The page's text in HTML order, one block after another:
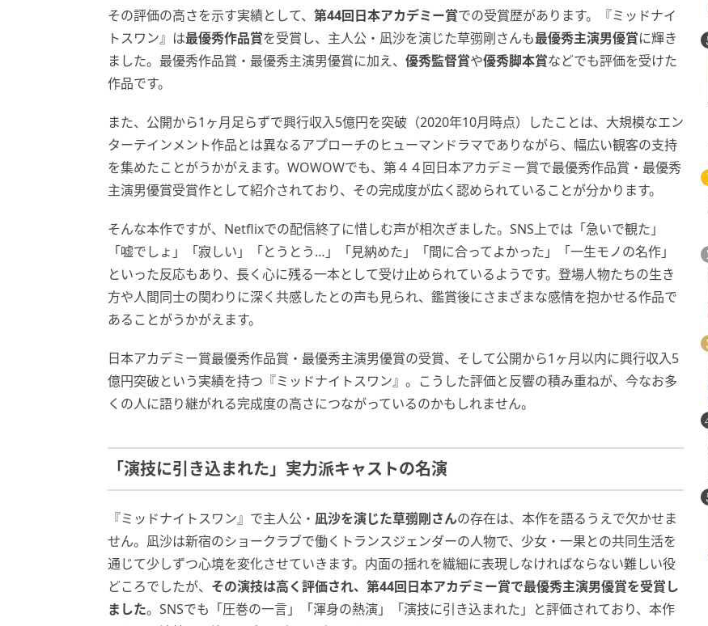
その評価の高さを示す実績として、 第44回日本アカデミー賞での受賞歴があります。『ミッドナイ
トスワン』は最優秀作品賞を受賞し、主人公・凪沙を演じた草彅剛さんも最優秀主演男優賞に輝き
ました。最優秀作品賞・最優秀主演男優賞に加え、 優秀監督賞や優秀脚本賞などでも評価を受けた
作品です。
また、公開から1ヶ月足らずで興行収入5億円を突破（2020年10月時点）したことは、大規模なエン
ターテインメント作品とは異なるアプローチのヒューマンドラマでありながら、幅広い観客の支持
を集めたことがうかがえます。WOWOWでも、第４４回日本アカデミー賞で最優秀作品賞・最優秀
主演男優賞受賞作として紹介されており、その完成度が広く認められていることが分かります。
そんな本作ですが、Netflixでの配信終了に惜しむ声が相次ぎました。SNS上では「急いで観た」
「嘘でしょ」「寂しい」「とうとう…」「見納めた」「間に合ってよかった」「一生モノの名作」
といった反応もあり、長く心に残る一本として受け止められているようです。登場人物たちの生き
方や人間同士の関わりに深く共感したとの声も見られ、鑑賞後にさまざまな感情を抱かせる作品で
あることがうかがえます。
日本アカデミー賞最優秀作品賞・最優秀主演男優賞の受賞、そして公開から1ヶ月以内に興行収入5
億円突破という実績を持つ『ミッドナイトスワン』。こうした評価と反響の積み重ねが、今なお多
くの人に語り継がれる完成度の高さにつながっているのかもしれません。
「演技に引き込まれた」実力派キャストの名演
『ミッドナイトスワン』で主人公・ 凪沙を演じた草彅剛さんの存在は、本作を語るうえで欠かせま
せん。凪沙は新宿のショークラブで働くトランスジェンダーの人物で、少女・一果との共同生活を
通じて少しずつ心境を変化させていきます。内面の揺れを繊細に表現しなければならない難しい役
どころでしたが、 その演技は高く評価され、第44回日本アカデミー賞で最優秀主演男優賞を受賞し
ました。SNSでも「圧巻の一言」「渾身の熱演」「演技に引き込まれた」と評価されており、本作